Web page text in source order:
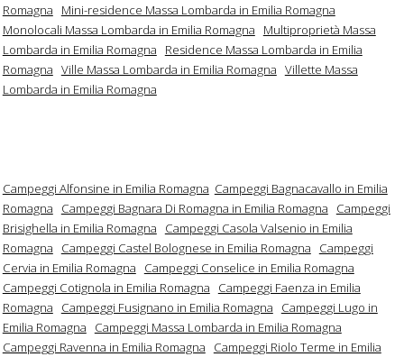
Romagna
Mini-residence Massa Lombarda in Emilia Romagna
Monolocali Massa Lombarda in Emilia Romagna
Multiproprietà Massa
Lombarda in Emilia Romagna
Residence Massa Lombarda in Emilia
Romagna Ville Massa Lombarda in Emilia Romagna Villette Massa
Lombarda in Emilia Romagna
Campeggi Alfonsine in Emilia Romagna Campeggi Bagnacavallo in Emilia
Romagna
Campeggi Bagnara Di Romagna in Emilia Romagna
Campeggi
Brisighella in Emilia Romagna
Campeggi Casola Valsenio in Emilia
Romagna
Campeggi Castel Bolognese in Emilia Romagna
Campeggi
Cervia in Emilia Romagna
Campeggi Conselice in Emilia Romagna
Campeggi Cotignola in Emilia Romagna
Campeggi Faenza in Emilia
Romagna
Campeggi Fusignano in Emilia Romagna
Campeggi Lugo in
Emilia Romagna
Campeggi Massa Lombarda in Emilia Romagna
Campeggi Ravenna in Emilia Romagna
Campeggi Riolo Terme in Emilia